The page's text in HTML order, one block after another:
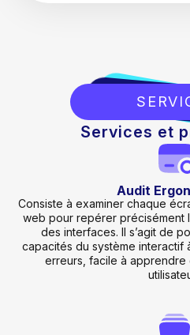
Services et
Audit
Consiste à examiner chaque
web pour repérer précisément
des interfaces. Il s’agit de
capacités du système interactif
erreurs, facile à apprendre